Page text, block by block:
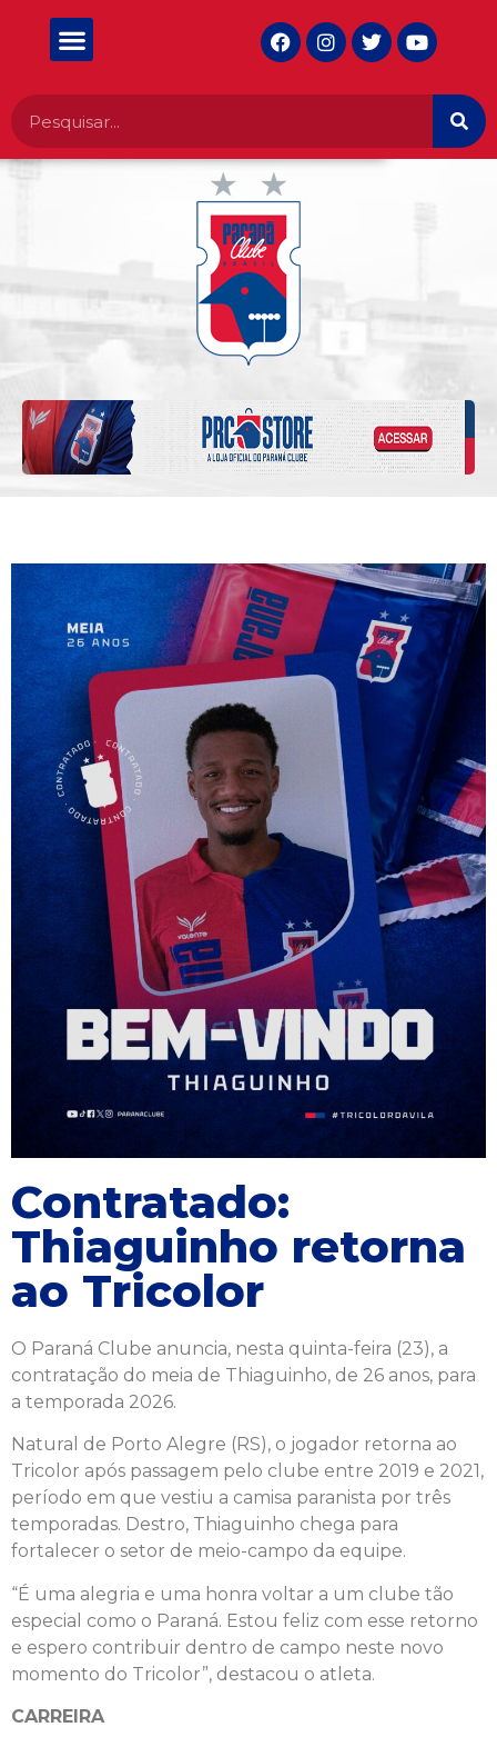
Contratado:
Thiaguinho retorna
ao Tricolor
O Paraná Clube anuncia, nesta quinta-feira (23), a
contratação do meia de Thiaguinho, de 26 anos, para
a temporada 2026.
Natural de Porto Alegre (RS), o jogador retorna ao
Tricolor após passagem pelo clube entre 2019 e 2021,
período em que vestiu a camisa paranista por três
temporadas. Destro, Thiaguinho chega para
fortalecer o setor de meio-campo da equipe.
“É uma alegria e uma honra voltar a um clube tão
especial como o Paraná. Estou feliz com esse retorno
e espero contribuir dentro de campo neste novo
momento do Tricolor”, destacou o atleta.
CARREIRA